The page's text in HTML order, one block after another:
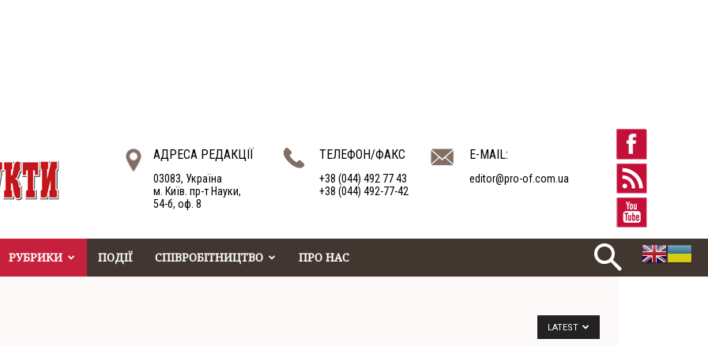
АДРЕСА РЕДАКЦІЇ
03083, Україна
м. Київ. пр-т Науки,
54-б, оф. 8
ТЕЛЕФОН/ФАКС
+38 (044) 492 77 43
+38 (044) 492-77-42
E-MAIL:
editor@pro-of.com.ua
РУБРИКИ ПОДІЇ СПІВРОБІТНИЦТВО ПРО НАС
LATEST